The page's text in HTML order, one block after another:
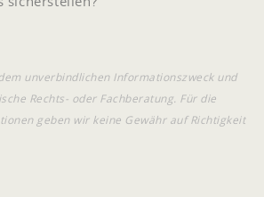
unverbindlichen Informationszweck und
Rechts- oder Fachberatung. Für die
geben wir keine Gewähr auf Richtigkeit